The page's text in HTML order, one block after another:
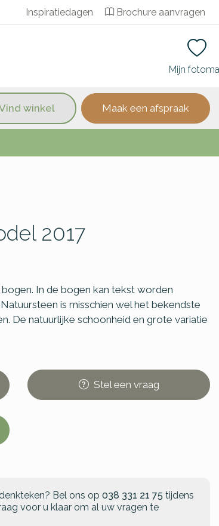
Inspiratiedagen Brochure aanvragen
Mijn
winkel Maak een afspraak
2017
In de bogen kan tekst worden
is misschien wel het bekendste
De natuurlijke schoonheid en grote variatie
Steleen vraag
Bel ons op 038 331 21 75 tijdens
voor u klaar om al uw vragen te